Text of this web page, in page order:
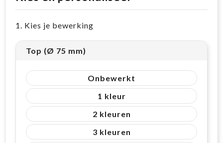
1. Kies je bewerking
Top (Ø 75 mm)
Onbewerkt
1
2
3